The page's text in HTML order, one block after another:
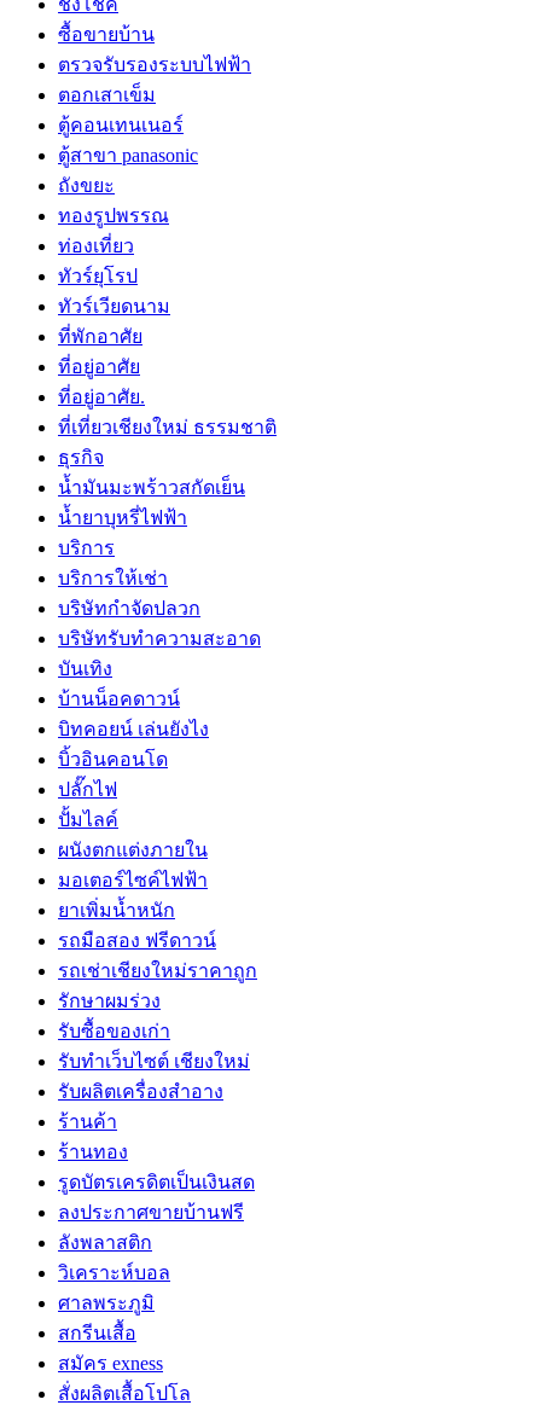
ซื้อขายบ้าน
ตรวจรับรองระบบไฟฟ้า
ตอกเสาเข็ม
ตู้คอนเทนเนอร์
ตู้สาขา panasonic
ถังขยะ
ทองรูปพรรณ
ท่องเที่ยว
ทัวร์ยุโรป
ทัวร์เวียดนาม
ที่พักอาศัย
ที่อยู่อาศัย
ที่อยู่อาศัย.
ที่เที่ยวเชียงใหม่ ธรรมชาติ
ธุรกิจ
น้ำมันมะพร้าวสกัดเย็น
น้ำยาบุหรี่ไฟฟ้า
บริการ
บริการให้เช่า
บริษัทกำจัดปลวก
บริษัทรับทำความสะอาด
บันเทิง
บ้านน็อคดาวน์
บิทคอยน์ เล่นยังไง
บิ้วอินคอนโด
ปลั๊กไฟ
ปั้มไลค์
ผนังตกแต่งภายใน
มอเตอร์ไซค์ไฟฟ้า
ยาเพิ่มน้ำหนัก
รถมือสอง ฟรีดาวน์
รถเช่าเชียงใหม่ราคาถูก
รักษาผมร่วง
รับซื้อของเก่า
รับทำเว็บไซต์ เชียงใหม่
รับผลิตเครื่องสำอาง
ร้านค้า
ร้านทอง
รูดบัตรเครดิตเป็นเงินสด
ลงประกาศขายบ้านฟรี
ลังพลาสติก
วิเคราะห์บอล
ศาลพระภูมิ
สกรีนเสื้อ
สมัคร exness
สั่งผลิตเสื้อโปโล